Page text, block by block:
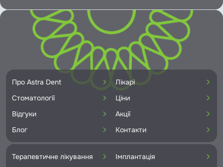
Про Astra Dent
Лікарі
Стоматології
Ціни
Відгуки
Акції
Блог
Контакти
Терапевтичне лікування
Імплантація